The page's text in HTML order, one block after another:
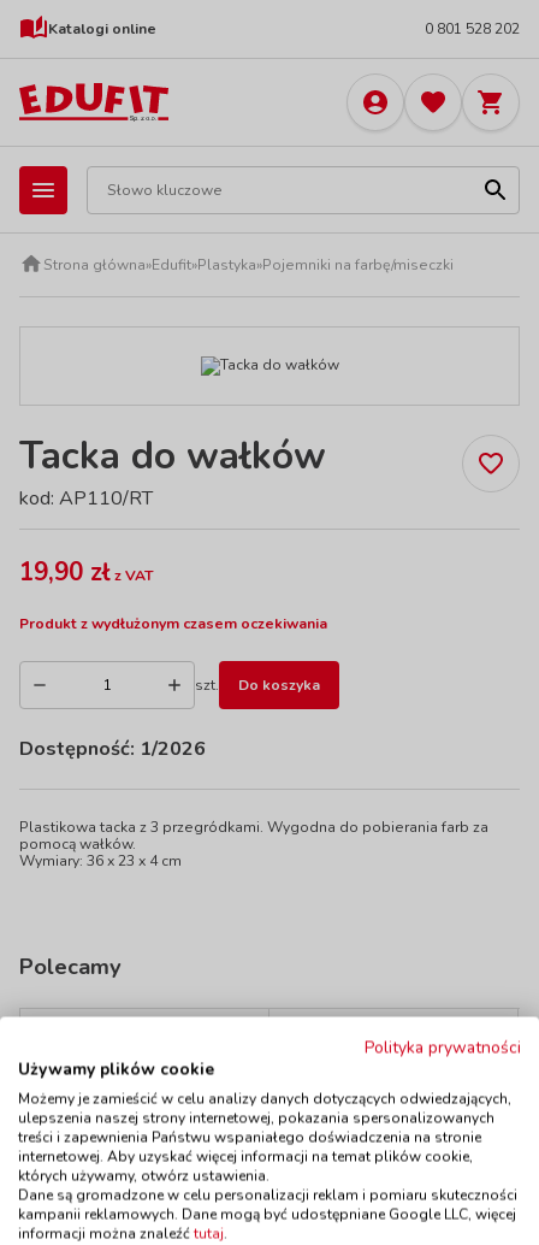
Katalogi online 0 801 528 202
Strona główna»Edufit»Plastyka»Pojemniki na farbę/miseczki
Tacka do wałków
kod: AP110/RT
19,90 złz VAT
Produkt z wydłużonym czasem oczekiwania
szt. Do koszyka
Dostępność: 1/2026
Plastikowa tacka z 3 przegródkami. Wygodna do pobierania farb za
pomocą wałków.
Wymiary: 36 x 23 x 4 cm
Polecamy
Kubek na pędzelki
kod: ID95149
Dostępność W magazynie
do 5 dni
11,90 zł z VAT
Do koszyka
kod: AP2095PSTC
DostępnośćW magazynie
do 5 dni
Do koszyka
Polityka prywatności
Używamy plików cookie
Możemy je zamieścić w celu analizy danych dotyczących odwiedzających,
ulepszenia naszej strony internetowej, pokazania spersonalizowanych
treści i zapewnienia Państwu wspaniałego doświadczenia na stronie
internetowej. Aby uzyskać więcej informacji na temat plików cookie,
których używamy, otwórz ustawienia.
Dane są gromadzone w celu personalizacji reklam i pomiaru skuteczności
kampanii reklamowych. Dane mogą być udostępniane Google LLC, więcej
informacji można znaleźćtutaj.